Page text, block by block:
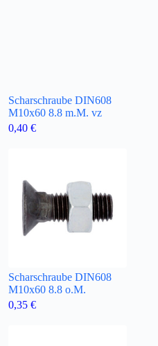
Scharschraube DIN608
M10x60 8.8 m.M. vz
0,40 €
Scharschraube DIN608
M10x60 8.8 o.M.
0,35 €